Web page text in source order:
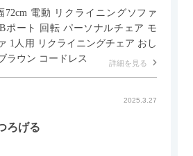
72cm 電動 リクライニングソファ
ポート 回転 パーソナルチェア モ
1人用 リクライニングチェア おし
ラウン コードレス
詳細を見る
2025.3.27
ろげる